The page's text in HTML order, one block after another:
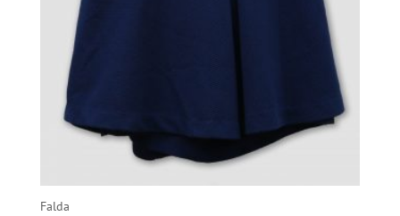
Falda